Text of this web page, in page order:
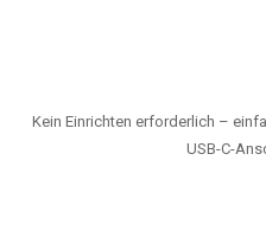
Kein Einrichten erforderlich –
USB-C-